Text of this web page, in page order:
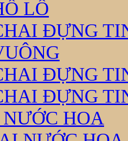
LÔ
ĐỰNG
ĐỰNG
ĐỰNG
HOA